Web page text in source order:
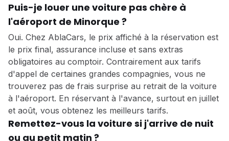
Puis-je louer une voiture pas chère à
l'aéroport de Minorque ?
Oui. Chez AblaCars, le prix affiché à la réservation est
le prix final, assurance incluse et sans extras
obligatoires au comptoir. Contrairement aux tarifs
d'appel de certaines grandes compagnies, vous ne
trouverez pas de frais surprise au retrait de la voiture
à l'aéroport. En réservant à l'avance, surtout en juillet
et août, vous obtenez les meilleurs tarifs.
Remettez-vous la voiture si j'arrive de nuit
ou au petit matin ?